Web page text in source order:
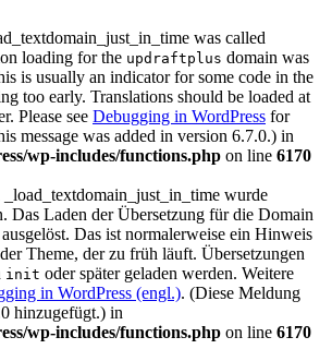
was called
loading for the updraftplus domain was
is usually an indicator for some code in the
too early. Translations should be loaded at
Please see Debugging in WordPress for
message was added in version 6.7.0.) in
wp-includes/functions.php on line 6170
wurde
Das Laden der Übersetzung für die Domain
Das ist normalerweise ein Hinweis
Theme, der zu früh läuft. Übersetzungen
init oder später geladen werden. Weitere
in WordPress (engl.). (Diese Meldung
hinzugefügt.) in
wp-includes/functions.php on line 6170